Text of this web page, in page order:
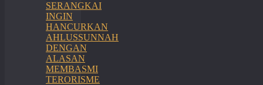
SERANGKAI
INGIN
HANCURKAN
AHLUSSUNNAH
DENGAN
ALASAN
MEMBASMI
TERORISME